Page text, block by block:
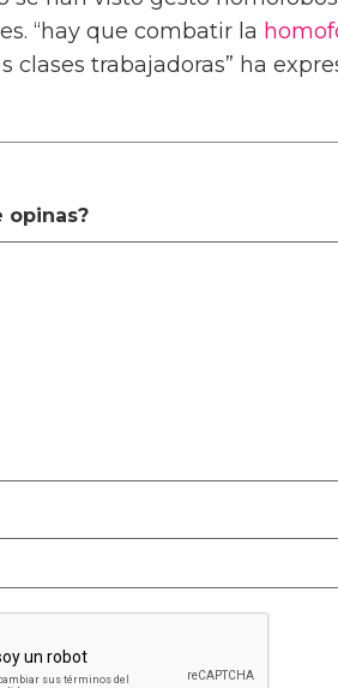
“hay que combatir la
clases trabajadoras” ha
opinas?